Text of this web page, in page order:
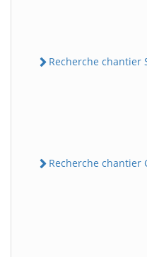
Recherche chantier
Recherche chantier